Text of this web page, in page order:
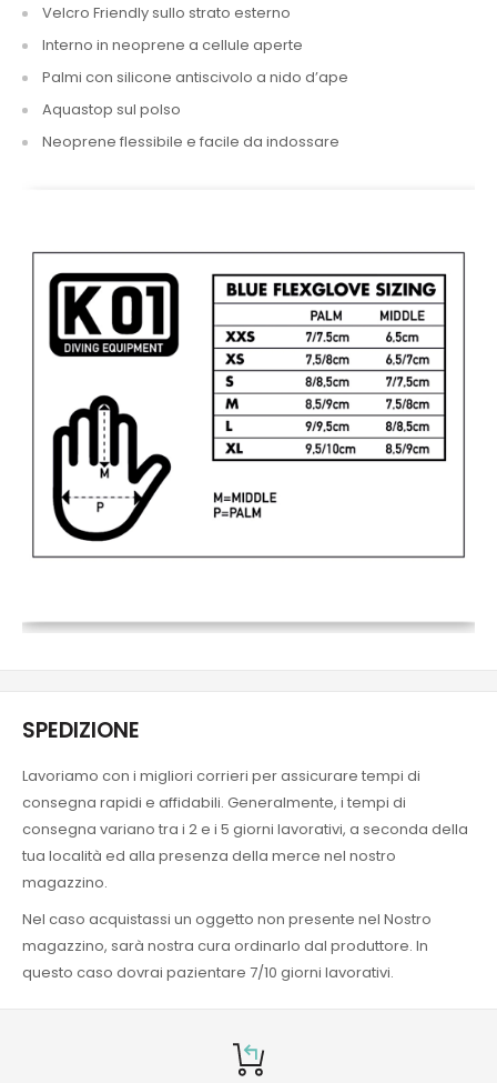
Velcro Friendly sullo strato esterno
Interno in neoprene a cellule aperte
Palmi con silicone antiscivolo a nido d’ape
Aquastop sul polso
Neoprene flessibile e facile da indossare
SPEDIZIONE
Lavoriamo con i migliori corrieri per assicurare tempi di
consegna rapidi e affidabili. Generalmente, i tempi di
consegna variano tra i 2 e i 5 giorni lavorativi, a seconda della
tua località ed alla presenza della merce nel nostro
magazzino.
Nel caso acquistassi un oggetto non presente nel Nostro
magazzino, sarà nostra cura ordinarlo dal produttore. In
questo caso dovrai pazientare 7/10 giorni lavorativi.